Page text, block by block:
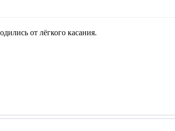
от лёгкого касания.